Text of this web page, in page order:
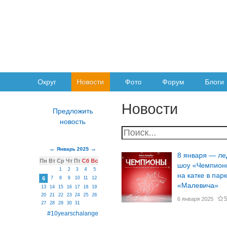
Округ Новости Фото Форум Блоги
Новости
8 января —
шоу
на катке в
«Малевича»
6 января 2025 5
Январь 2025
Пн Вт Ср Чт Пт Сб Вс
1 2 3 4 5
6 7 8 9 10 11
12
13
14 15 16 17 18
19
20
21 22 23 24 25
26
27
28 29 30 31
#10yearschalange